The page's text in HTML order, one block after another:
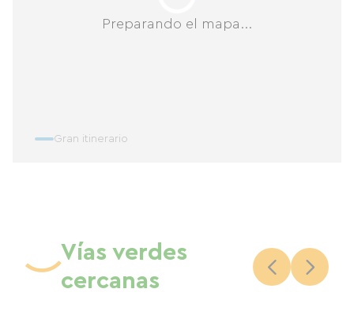
Preparando el mapa...
Gran itinerario
Vías verdes
cercanas